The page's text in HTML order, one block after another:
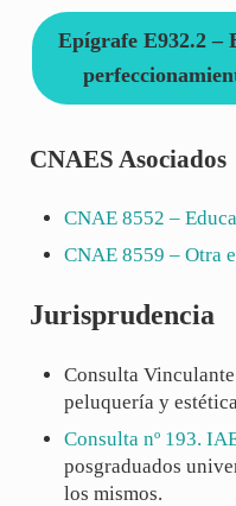
Epígrafe E932.2 –
CNAES Asociados
CNAE8552 –
CNAE8559 – Otra
Jurisprudencia
Consulta
peluquería y
Consulta nº 193.
posgraduados
los mismos.